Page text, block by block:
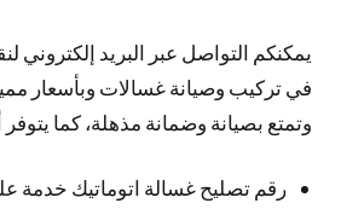
يمكنكم التواصل عبر البريد إلكتروني
في تركيب وصيانة غسالات وبأسعار
وتمتع بصيانة وضمانة مذهلة، كما يتوفر